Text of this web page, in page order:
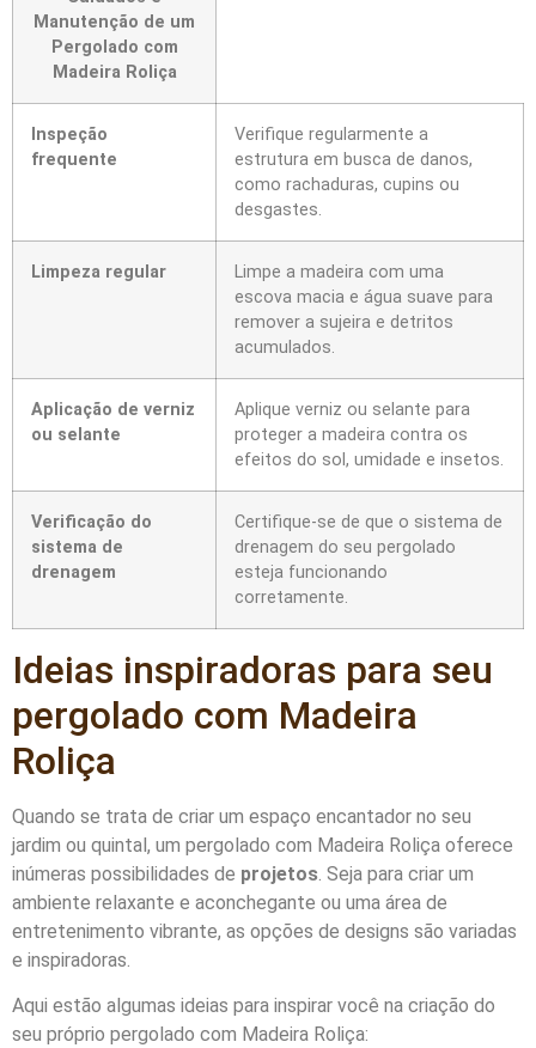
Manutenção de um
Pergolado com
Madeira Roliça
Inspeção
frequente
Verifique regularmente a
estrutura em busca de danos,
como rachaduras, cupins ou
desgastes.
Limpeza regular
Limpe a madeira com uma
escova macia e água suave para
remover a sujeira e detritos
acumulados.
Aplicação de verniz
ou selante
Aplique verniz ou selante para
proteger a madeira contra os
efeitos do sol, umidade e insetos.
Verificação do
sistema de
drenagem
Certifique-se de que o sistema de
drenagem do seu pergolado
esteja funcionando
corretamente.
Ideias inspiradoras para seu
pergolado com Madeira
Roliça
Quando se trata de criar um espaço encantador no seu
jardim ou quintal, um pergolado com Madeira Roliça oferece
inúmeras possibilidades de projetos. Seja para criar um
ambiente relaxante e aconchegante ou uma área de
entretenimento vibrante, as opções de designs são variadas
e inspiradoras.
Aqui estão algumas ideias para inspirar você na criação do
seu próprio pergolado com Madeira Roliça: